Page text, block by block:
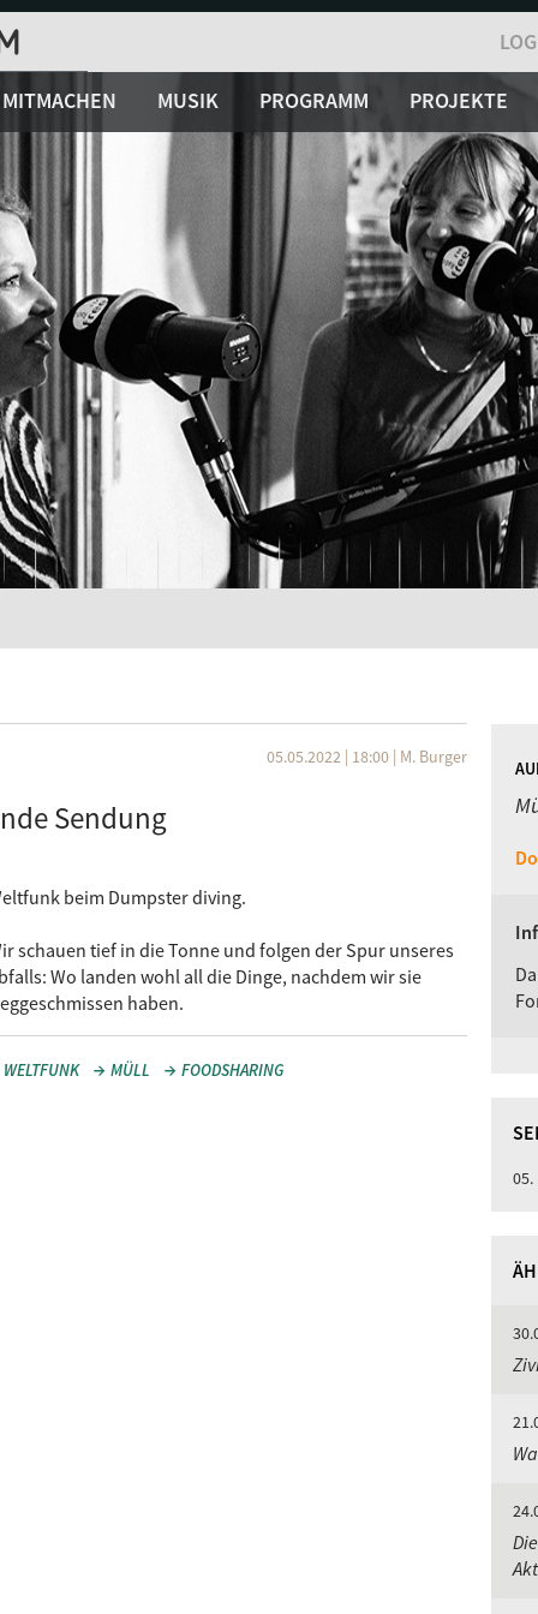
MITMACHEN MUSIK PROGRAMM PROJEKTE
05.05.2022 | 18:00 | M. Burger
Sendung
beim Dumpster diving.
schauen tief in die Tonne und folgen der Spur unseres
Wo landen wohl all die Dinge, nachdem wir sie
haben.
WELTFUNK MÜLL FOODSHARING
05.